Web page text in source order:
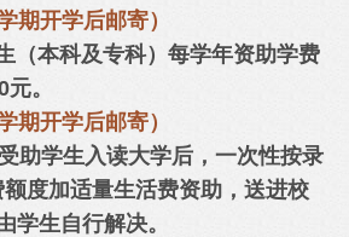
期开学后邮寄）
本科及专科）每学年资助学费
。
期开学后邮寄）
学生入读大学后，一次性按录
度加适量生活费资助，送进校
学生自行解决。